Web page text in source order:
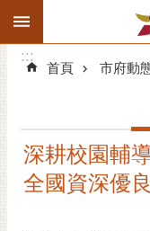
跳到主要內容區塊
搜
階
精彩府城
:::
:::
首頁 市府動
深耕校園輔
全國資深優